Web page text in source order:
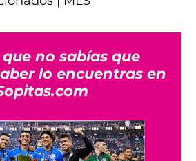
no sabías que
lo encuentras en